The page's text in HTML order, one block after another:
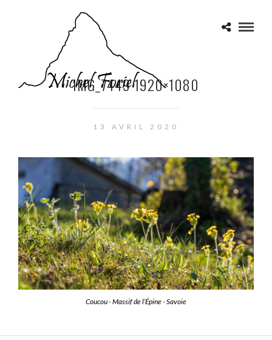
IMG_7449 1920×1080
13 AVRIL 2020
Coucou - Massif de l’Épine - Savoie